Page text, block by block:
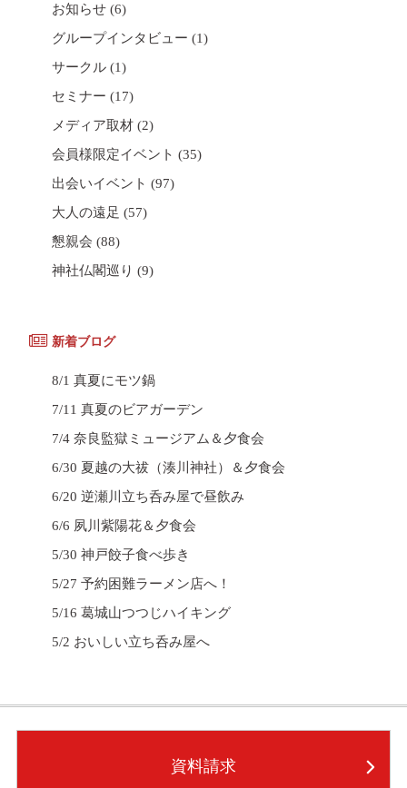
お知らせ(6)
グループインタビュー (1)
サークル(1)
セミナー (17)
メディア取材(2)
会員様限定イベント (35)
出会いイベント (97)
大人の遠足 (57)
懇親会 (88)
神社仏閣巡り (9)
新着ブログ
8/1 真夏にモツ鍋
7/11 真夏のビアガーデン
7/4 奈良監獄ミュージアム＆夕食会
6/30 夏越の大祓（湊川神社）＆夕食会
6/20 逆瀬川立ち呑み屋で昼飲み
6/6 夙川紫陽花＆夕食会
5/30 神戸餃子食べ歩き
5/27 予約困難ラーメン店へ！
5/16 葛城山つつじハイキング
5/2 おいしい立ち呑み屋へ
資料請求